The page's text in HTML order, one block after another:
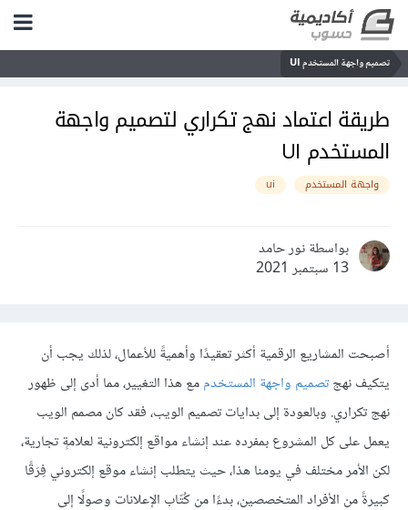
تصميم واجهة المستخدم UI
طريقة اعتماد نهج تكراري لتصميم واجهة
المستخدم UI
واجهة المستخدم ui
بواسطة نور حامد
13 سبتمبر 2021
أصبحت المشاريع الرقمية أكثر تعقيدًا وأهميةً للأعمال، لذلك يجب أن
يتكيف نهجتصميم واجهة المستخدممع هذا التغيير، مما أدى إلى ظهور
نهج تكراري. وبالعودة إلى بدايات تصميم الويب، فقد كان مصمم الويب
يعمل على كل المشروع بمفرده عند إنشاء مواقع إلكترونية لعلامةٍ تجارية،
لكن الأمر مختلف في يومنا هذا، حيث يتطلب إنشاء موقع إلكتروني فِرَقًا
كبيرةً من الأفراد المتخصصين، بدءًا من كُتّاب الإعلانات وصولًا إلى